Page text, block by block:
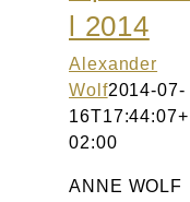
l 2014
Alexander
Wolf2014-07-
16T17:44:07+
02:00
ANNE WOLF